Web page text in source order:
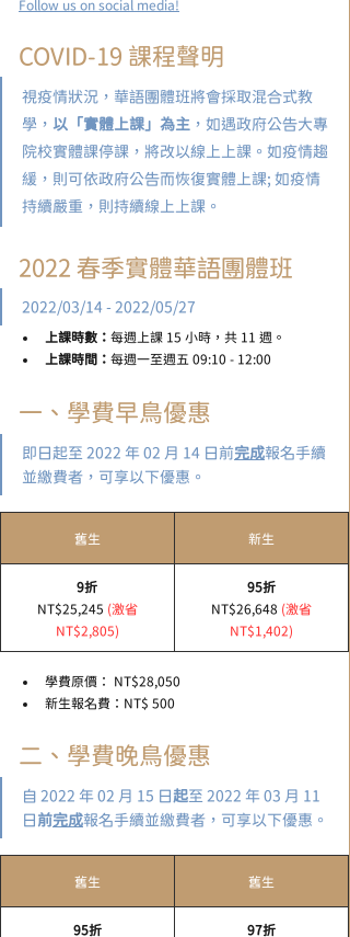
Follow us on social media!
COVID-19 課程聲明
視疫情狀況，華語團體班將會採取混合式教
學， 以「實體上課」為主 ，如遇政府公告大專
院校實體課停課，將改以線上上課。如疫情趨
緩，則可依政府公告而恢復實體上課; 如疫情
持續嚴重，則持續線上上課。
2022 春季實體華語團體班
2022/03/14 - 2022/05/27
上課時數： 每週上課 15 小時，共 11 週。
上課時間： 每週一至週五 09:10 - 12:00
一、學費早鳥優惠
即日起至 2022 年 02 月 14 日前完成報名手續
並繳費者，可享以下優惠。
​舊生 ​新生
​9折
NT$25,245 (激省
NT$2,805)
95折
NT$26,648 (激省
NT$1,402)
學費原價： NT$28,050
新生報名費：NT$ 500
二、學費晚鳥優惠
自 2022 年 02 月 15 日起至 2022 年 03 月 11
日 前完成報名手續並繳費者，可享以下優惠。
​​舊生 ​舊生
95折
97折